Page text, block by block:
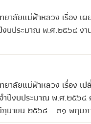
ยาลัยแม่ฟ้าหลวง เรื่อง เ
งบประมาณ พ.ศ.๒๕๖๔ ง
ยาลัยแม่ฟ้าหลวง เรื่อง เ
ำปีงบประมาณ พ.ศ.๒๕๖๔
นายน ๒๕๖๔ - ๓๑ พฤษ